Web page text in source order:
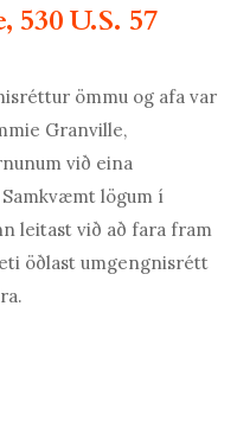
U.S. 57
ömmu og afa var
Granville,
við eina
lögum í
leitast við að fara fram
öðlast umgengnisrétt